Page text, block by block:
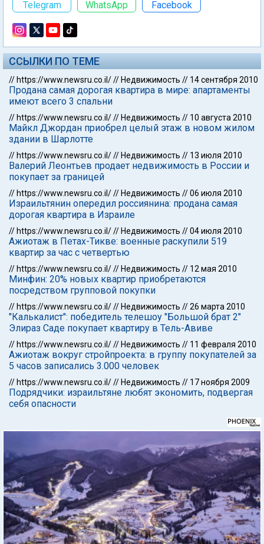
Telegram WhatsApp Facebook
ССЫЛКИ ПО ТЕМЕ
// https://www.newsru.co.il/// Недвижимость // 14 сентября 2010
Продана самая дорогая квартира в мире: апартаменты
имеют всего 3 спальни
// https://www.newsru.co.il/// Недвижимость // 10 августа 2010
Майкл Джордан приобрел целый этаж в новом жилом
здании в Шарлотте
// https://www.newsru.co.il/// Недвижимость // 13 июля 2010
Валерий Леонтьев продает недвижимость в России и
покупает за границей
// https://www.newsru.co.il/// Недвижимость //06 июля 2010
Израильтянин опередил россиянина: продана самая
дорогая квартира в Израиле
// https://www.newsru.co.il/// Недвижимость //04 июля 2010
Ажиотаж в Петах-Тикве: военные раскупили 519
квартир за час с четвертью
// https://www.newsru.co.il/// Недвижимость // 12 мая 2010
Минфин: 20% новых квартир приобретаются
посредством групповой покупки
// https://www.newsru.co.il/// Недвижимость //26 марта 2010
"Калькалист": победитель телешоу "Большой брат 2"
Элираз Саде покупает квартиру в Тель-Авиве
// https://www.newsru.co.il/// Недвижимость // 11 февраля 2010
Ажиотаж вокруг стройпроекта: в группу покупателей за
5 часов записались 3.000 человек
// https://www.newsru.co.il/// Недвижимость // 17 ноября 2009
Подрядчики: израильтяне любят экономить, подвергая
себя опасности